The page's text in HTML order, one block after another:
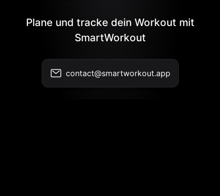
Plane und tracke dein Workout mit
SmartWorkout
contact@smartworkout.app